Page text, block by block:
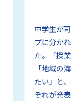
中学生が
プに分か
た。「授
「地域の
たい」と
ぞれが発